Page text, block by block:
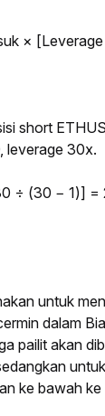
×
short
leverage 30x.
÷ (30 − 1)] =
untuk
dalam
pailit akan
ke bawah